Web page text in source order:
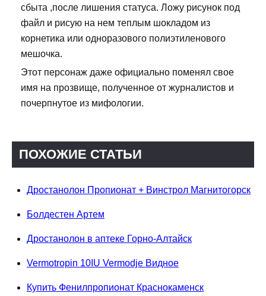
сбыта ,после лишения статуса. Ложу рисунок под
файл и рисую на нем теплым шокладом из
корнетика или одноразового полиэтиленового
мешочка.
Этот персонаж даже официально поменял свое
имя на прозвище, полученное от журналистов и
почерпнутое из мифологии.
ПОХОЖИЕ СТАТЬИ
Дростанолон Пропионат + Винстрол Магнитогорск
Болдестен Артем
Дростанолон в аптеке Горно-Алтайск
Vermotropin 10IU Vermodje Видное
Купить Фенилпропионат Краснокаменск